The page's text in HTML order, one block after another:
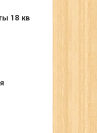
18 кв